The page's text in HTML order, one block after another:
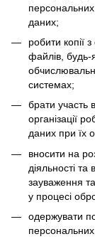
даних;
робити копії
файлів, будь-
системах;
брати участь
організації
даних при їх
вносити на
діяльності
зауваження
у процесі
одержувати